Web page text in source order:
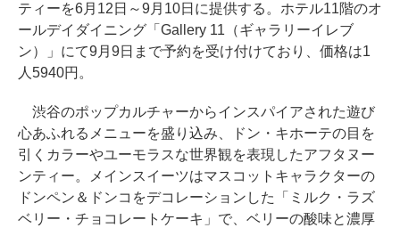
ティーを6月12日～9月10日に提供する。ホテル11階のオ
ールデイダイニング「Gallery 11（ギャラリーイレブ
ン）」にて9月9日まで予約を受け付けており、価格は1
人5940円。
渋谷のポップカルチャーからインスパイアされた遊び
心あふれるメニューを盛り込み、ドン・キホーテの目を
引くカラーやユーモラスな世界観を表現したアフタヌー
ンティー。メインスイーツはマスコットキャラクターの
ドンペン＆ドンコをデコレーションした「ミルク・ラズ
ベリー・チョコレートケーキ」で、ベリーの酸味と濃厚